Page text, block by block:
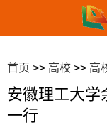
首页 >> 高校 >> 高
安徽理工大学
一行